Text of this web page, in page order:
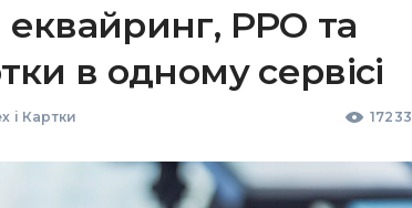
РРО та
в одному сервісі
і Картки 17233